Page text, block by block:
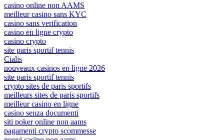
casino online non AAMS
meilleur casino sans KYC
casino sans verification
casino en ligne crypto
casino crypto
site paris sportif tennis
Cialis
nouveaux casinos en ligne 2026
site paris sportif tennis
crypto sites de paris sportifs
meilleurs sites de paris sportifs
meilleur casino en ligne
casino senza documenti
siti poker online non aams
pagamenti crypto scommesse